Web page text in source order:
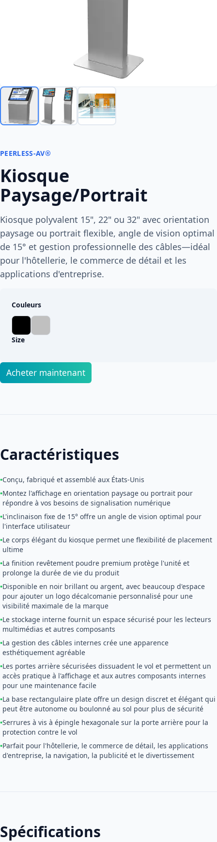
PEERLESS-AV®
Kiosque
Paysage/Portrait
Kiosque polyvalent 15", 22" ou 32" avec orientation
paysage ou portrait flexible, angle de vision optimal
de 15° et gestion professionnelle des câbles—idéal
pour l'hôtellerie, le commerce de détail et les
applications d'entreprise.
Couleurs
Size
Acheter maintenant
Caractéristiques
•Conçu, fabriqué et assemblé aux États-Unis
•Montez l'affichage en orientation paysage ou portrait pour
répondre à vos besoins de signalisation numérique
•L'inclinaison fixe de 15° offre un angle de vision optimal pour
l'interface utilisateur
•Le corps élégant du kiosque permet une flexibilité de placement
ultime
•La finition revêtement poudre premium protège l'unité et
prolonge la durée de vie du produit
•Disponible en noir brillant ou argent, avec beaucoup d'espace
pour ajouter un logo décalcomanie personnalisé pour une
visibilité maximale de la marque
•Le stockage interne fournit un espace sécurisé pour les lecteurs
multimédias et autres composants
•La gestion des câbles internes crée une apparence
esthétiquement agréable
•Les portes arrière sécurisées dissuadent le vol et permettent un
accès pratique à l'affichage et aux autres composants internes
pour une maintenance facile
•La base rectangulaire plate offre un design discret et élégant qui
peut être autonome ou boulonné au sol pour plus de sécurité
•Serrures à vis à épingle hexagonale sur la porte arrière pour la
protection contre le vol
•Parfait pour l'hôtellerie, le commerce de détail, les applications
d'entreprise, la navigation, la publicité et le divertissement
Spécifications